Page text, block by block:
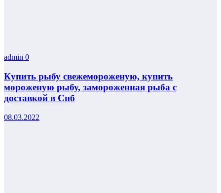
admin 0
Купить рыбу свежемороженую, купить
мороженую рыбу, замороженная рыба с
доставкой в Спб
08.03.2022